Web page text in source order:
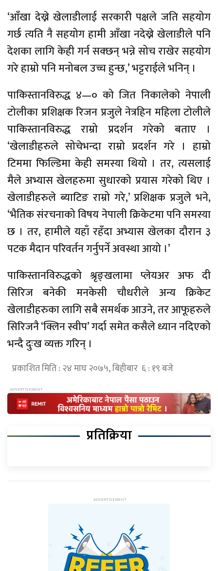
‘आँखा देख्ने खेलाडीलाई सरकारी पक्षले जति सहयोग
गर्छ त्यति नै सहयोग हामी आँखा नदेख्ने खेलाडीले पनि
देशका लागि केही गर्न सक्छन् भन्ने सोच राखेर सहयोग
गरे हाम्रो पनि मनोबल उच्च हुन्छ,’ भट्टराईले भनिन् ।
पाकिस्तानविरुद्ध ४—० को जित निकालेको नेपाली
टोलीका प्रशिक्षक रिजन प्रजुले नेत्रहिन महिला टोलीले
पाकिस्तानविरुद्ध राम्रो प्रदर्शन गरेको बताए ।
‘खेलाडीहरुले सोचेभन्दा राम्रो प्रदर्शन गरे । हाम्रो
टिममा फिल्डिमा केही समस्या थियो । तर, त्यसलाई
मैले अभ्यास खेलहरुमा सुधारको प्रयास गरेको थिए ।
खेलाडीहरुले ब्याटिङ राम्रो गरे,’ प्रशिक्षक प्रजुले भने,
‘भैतिक संरचनाको विषय नेपाली क्रिकेटमा पनि समस्या
छ । तर, हामीले यहाँ रहँदा अभ्यास खेलका दौरान ३
पटक मैदान परिवर्तन गर्नुपर्ने अवस्था आयो ।’
पाकिस्तानविरुद्धको श्रृङ्खलामा प्लेयअर अफ दी
सिरिज बनेकी मनकेसी चौधरीले अन्य क्रिकेट
खेलाडीहरुका लागि सबै समर्थक आउने, तर आफूहरुले
सिरिजनै ‘क्लिन स्वीप’ गर्दा समेत कसैले ध्यान नदिएको
भन्दै दुःख व्यक्त गरिन् ।
प्रकाशित मिति : २४ माघ २०७५, बिहीबार ६ : १९ बजे
प्रतिक्रिया